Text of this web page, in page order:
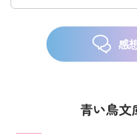
感
青い鳥文